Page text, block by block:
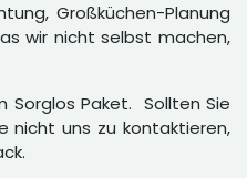
Großküchen-Planung
wir nicht selbst machen,
Sorglos Paket. Sollten Sie
nicht uns zu kontaktieren,